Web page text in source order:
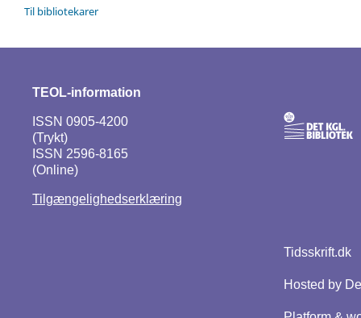
Til bibliotekarer
TEOL-information
ISSN 0905-4200
(Trykt)
ISSN 2596-8165
(Online)
Tilgængelighedserklæring